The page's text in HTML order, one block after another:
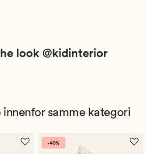
look @kidinterior
innenfor samme kategori
-40%